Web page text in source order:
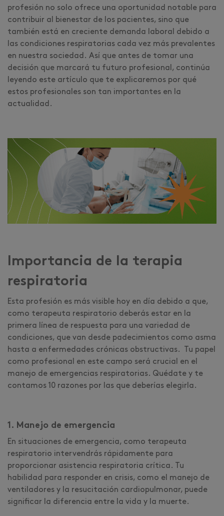
profesión no solo ofrece una oportunidad notable para
contribuir al bienestar de los pacientes, sino que
también está en creciente demanda laboral debido a
las condiciones respiratorias cada vez más prevalentes
en nuestra sociedad. Así que antes de tomar una
decisión que marcará tu futuro profesional, continúa
leyendo este artículo que te explicaremos por qué
estos profesionales son tan importantes en la
actualidad.
Importancia de la terapia
respiratoria
Esta profesión es más visible hoy en día debido a que,
como terapeuta respiratorio deberás estar en la
primera línea de respuesta para una variedad de
condiciones, que van desde padecimientos como asma
hasta a enfermedades crónicas obstructivas. Tu papel
como profesional en este campo será crucial en el
manejo de emergencias respiratorias. Quédate y te
contamos 10 razones por las que deberías elegirla.
1. Manejo de emergencia
En situaciones de emergencia, como terapeuta
respiratorio intervendrás rápidamente para
proporcionar asistencia respiratoria crítica. Tu
habilidad para responder en crisis, como el manejo de
ventiladores y la resucitación cardiopulmonar, puede
significar la diferencia entre la vida y la muerte.